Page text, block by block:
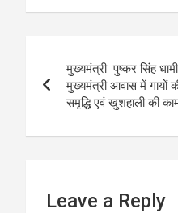
navigation
मुख्यमंत्री पुष्कर सिंह
मुख्यमंत्री आवास में गायों
समृद्धि एवं खुशहाली की
Leave a Reply